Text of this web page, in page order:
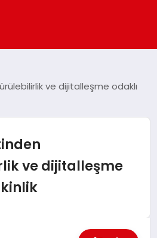
ve dijitalleşme odaklı
ve dijitalleşme